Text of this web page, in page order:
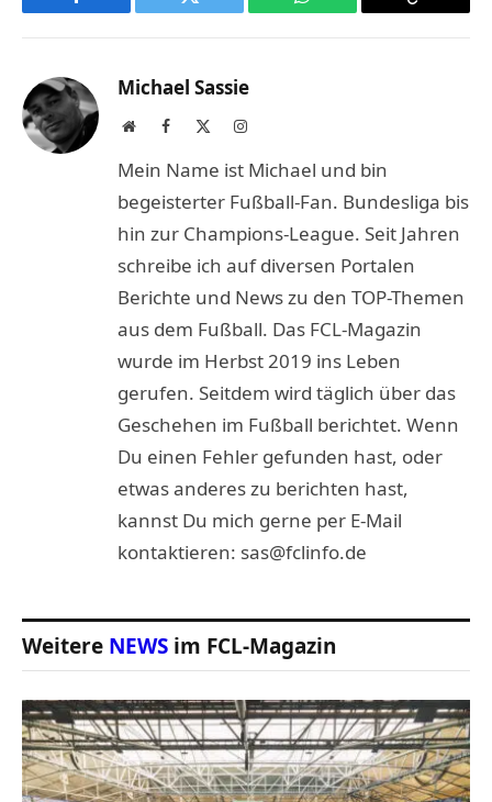
Facebook Twitter WhatsApp
Copy
Michael Sassie
WebsiteFacebook Instagram
Mein Name ist Michael und bin
begeisterter Fußball-Fan. Bundesliga bis
hin zur Champions-League. Seit Jahren
schreibe ich auf diversen Portalen
Berichte und News zu den TOP-Themen
aus dem Fußball. Das FCL-Magazin
wurde im Herbst 2019 ins Leben
gerufen. Seitdem wird täglich über das
Geschehen im Fußball berichtet. Wenn
Du einen Fehler gefunden hast, oder
etwas anderes zu berichten hast,
kannst Du mich gerne per E-Mail
kontaktieren: sas@fclinfo.de
Weitere NEWS im FCL-Magazin